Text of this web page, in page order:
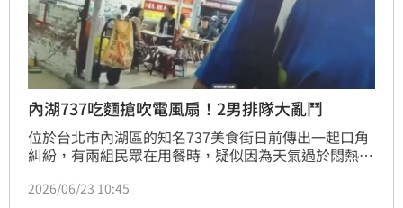
內湖737吃麵搶吹電風扇！2男排隊大亂鬥
位於台北市內湖區的知名737美食街日前傳出一起口角
糾紛，有兩組民眾在用餐時，疑似因為天氣過於悶熱，
在人來人往的小吃攤前爆發激烈口角，嚇壞周遭用餐民
2026/06/23 10:45